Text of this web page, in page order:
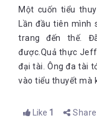
Một cuốn tiểu
Lần đầu tiên
trang đến thế.
được.Quả thực
đại tài. Ông đa tài
vào tiểu thuyết mà
Like 1 Share